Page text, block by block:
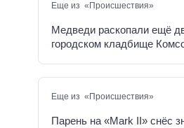
Еще из «Происшествия»
Медведи раскопали ещё
городском кладбище
Еще из «Происшествия»
Парень на «Mark II» снёс